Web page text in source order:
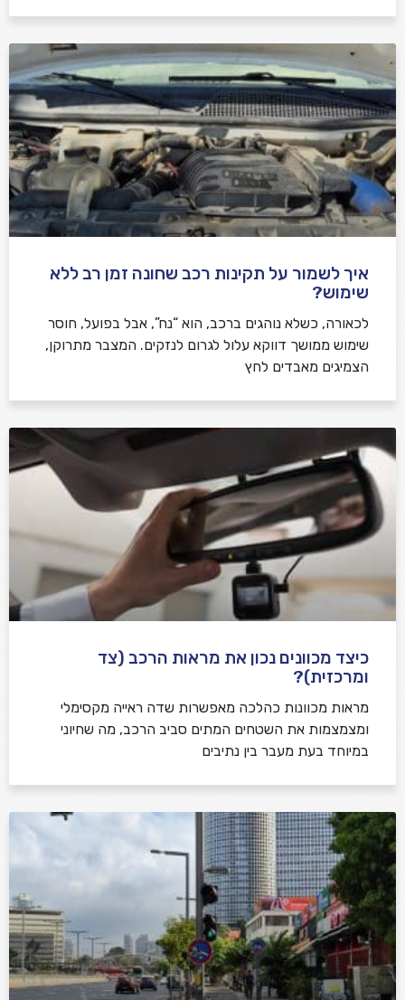
איך לשמור על תקינות רכב שחונה זמן רב ללא
שימוש?
לכאורה, כשלא נוהגים ברכב, הוא “נח”, אבל בפועל, חוסר
שימוש ממושך דווקא עלול לגרום לנזקים. המצבר מתרוקן,
הצמיגים מאבדים לחץ
כיצד מכוונים נכון את מראות הרכב (צד
ומרכזית)?
מראות מכוונות כהלכה מאפשרות שדה ראייה מקסימלי
ומצמצמות את השטחים המתים סביב הרכב, מה שחיוני
במיוחד בעת מעבר בין נתיבים